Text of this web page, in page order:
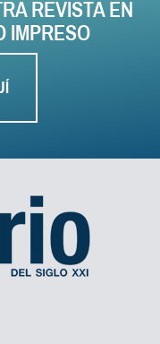
REVISTA EN
IMPRESO